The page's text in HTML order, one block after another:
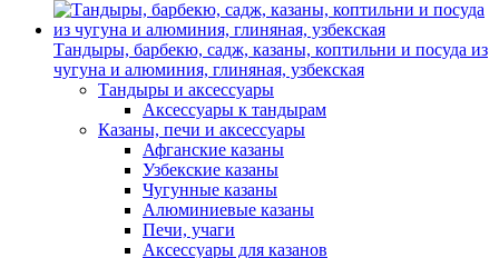
Тандыры, барбекю, садж, казаны, коптильни и посуда из
чугуна и алюминия, глиняная, узбекская
Тандыры и аксессуары
Аксессуары к тандырам
Казаны, печи и аксессуары
Афганские казаны
Узбекские казаны
Чугунные казаны
Алюминиевые казаны
Печи, учаги
Аксессуары для казанов